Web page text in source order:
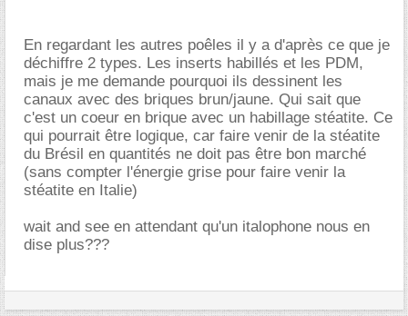
En regardant les autres poêles il y a d'après ce que je
déchiffre 2 types. Les inserts habillés et les PDM,
mais je me demande pourquoi ils dessinent les
canaux avec des briques brun/jaune. Qui sait que
c'est un coeur en brique avec un habillage stéatite. Ce
qui pourrait être logique, car faire venir de la stéatite
du Brésil en quantités ne doit pas être bon marché
(sans compter l'énergie grise pour faire venir la
stéatite en Italie)
wait and see en attendant qu'un italophone nous en
dise plus???